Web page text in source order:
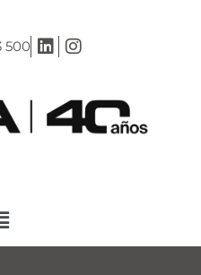
500